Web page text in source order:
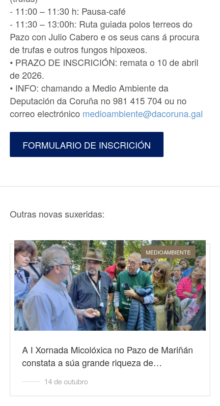
- 11:00 – 11:30 h: Pausa-café
- 11:30 – 13:00h: Ruta guiada polos terreos do
Pazo con Julio Cabero e os seus cans á procura
de trufas e outros fungos hipoxeos.
• PRAZO DE INSCRICIÓN: remata o 10 de abril
de 2026.
• INFO: chamando a Medio Ambiente da
Deputación da Coruña no 981 415 704 ou no
correo electrónico medioambiente@dacoruna.gal
FORMULARIO DE INSCRICIÓN
Outras novas suxeridas:
MEDIOAMBIENTE
A I Xornada Micolóxica no Pazo de Mariñán
constata a súa grande riqueza de…
14 de outubro